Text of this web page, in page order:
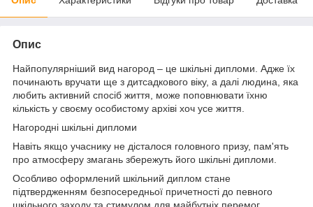
Опис
Найпопулярніший вид нагород – це шкільні дипломи. Адже їх
починають вручати ще з дитсадкового віку, а далі людина, яка
любить активний спосіб життя, може поповнювати їхню
кількість у своєму особистому архіві хоч усе життя.
Нагороднi шкiльнi дипломи
Навіть якщо учаснику не дісталося головного призу, пам'ять
про атмосферу змагань збережуть його шкільні дипломи.
Особливо оформлений шкільний диплом стане
підтвердженням безпосередньої причетності до певного